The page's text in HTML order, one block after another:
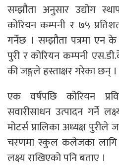
सम्झौता अनुसार उद्योग
कोरियन कम्पनी र ७५
गर्नेछ । सम्झौता पत्रमा एन
पुरी र कोरियन कम्पनी
की जङ्गले हस्ताक्षर गरेका छन् ।
एक वर्षपछि कोरियन
सवारीसाधन उत्पादन गर्ने
मोटर्स प्रालिका अध्यक्ष पुरीले
चरणमा स्कुल कलेजका लागि
लक्ष्य राखिएको पनि बताए ।